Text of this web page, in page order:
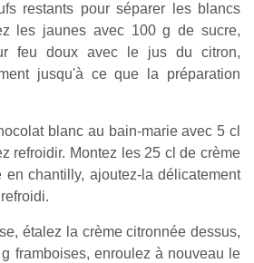
restants pour séparer les blancs
les jaunes avec 100 g de sucre,
feu doux avec le jus du citron,
jusqu'à ce que la préparation
blanc au bain-marie avec 5 cl
refroidir. Montez les 25 cl de crème
en chantilly, ajoutez-la délicatement
étalez la crème citronnée dessus,
framboises, enroulez à nouveau le